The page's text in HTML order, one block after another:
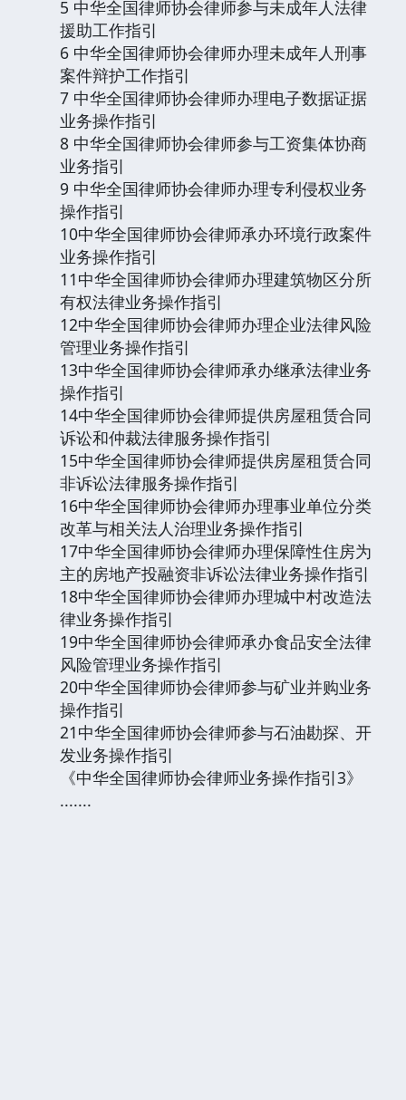
5 中华全国律师协会律师参与未成年人法律
援助工作指引
6 中华全国律师协会律师办理未成年人刑事
案件辩护工作指引
7 中华全国律师协会律师办理电子数据证据
业务操作指引
8 中华全国律师协会律师参与工资集体协商
业务指引
9 中华全国律师协会律师办理专利侵权业务
操作指引
10中华全国律师协会律师承办环境行政案件
业务操作指引
11中华全国律师协会律师办理建筑物区分所
有权法律业务操作指引
12中华全国律师协会律师办理企业法律风险
管理业务操作指引
13中华全国律师协会律师承办继承法律业务
操作指引
14中华全国律师协会律师提供房屋租赁合同
诉讼和仲裁法律服务操作指引
15中华全国律师协会律师提供房屋租赁合同
非诉讼法律服务操作指引
16中华全国律师协会律师办理事业单位分类
改革与相关法人治理业务操作指引
17中华全国律师协会律师办理保障性住房为
主的房地产投融资非诉讼法律业务操作指引
18中华全国律师协会律师办理城中村改造法
律业务操作指引
19中华全国律师协会律师承办食品安全法律
风险管理业务操作指引
20中华全国律师协会律师参与矿业并购业务
操作指引
21中华全国律师协会律师参与石油勘探、开
发业务操作指引
《中华全国律师协会律师业务操作指引3》
.......